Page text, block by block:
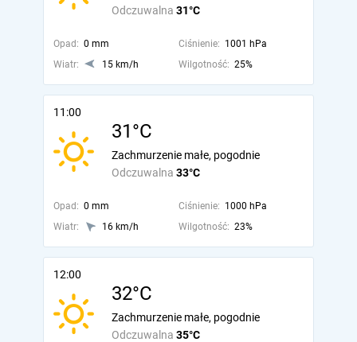
Odczuwalna 31°C
Opad: 0 mm Ciśnienie: 1001 hPa
Wiatr:
15 km/h Wilgotność: 25%
11:00
31°C
Odczuwalna 33°C
Zachmurzenie małe, pogodnie
Opad: 0 mm Ciśnienie: 1000 hPa
Wiatr:
16 km/h Wilgotność: 23%
12:00
32°C
Odczuwalna 35°C
Zachmurzenie małe, pogodnie